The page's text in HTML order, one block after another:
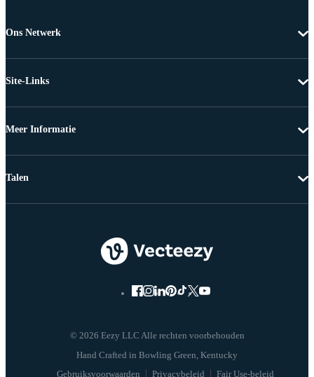
Ons Netwerk
Site-Links
Meer Informatie
© 2026 Eezy LLC Alle rechten voorbehouden
Gebruiksvoorwaarden Privacybeleid Fair Use-beleid
Talen